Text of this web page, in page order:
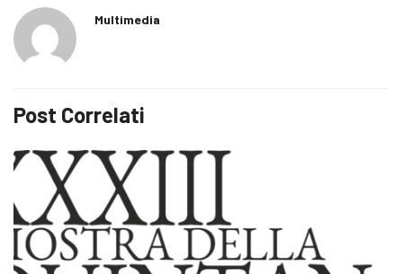
Multimedia
Post Correlati